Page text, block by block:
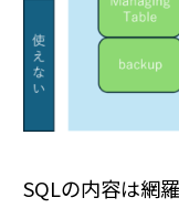
SQLの内容は網